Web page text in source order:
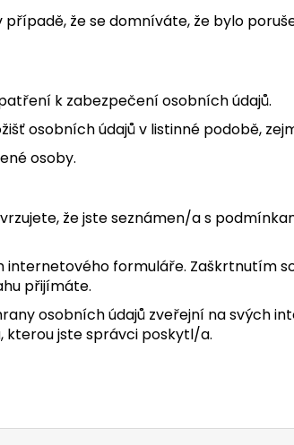
že se domníváte, že bylo
k zabezpečení osobních údajů.
osobních údajů v listinné podobě,
osoby.
že jste seznámen/a s
formuláře. Zaškrtnutím
přijímáte.
osobních údajů zveřejní na svých
kterou jste správci poskytl/a.